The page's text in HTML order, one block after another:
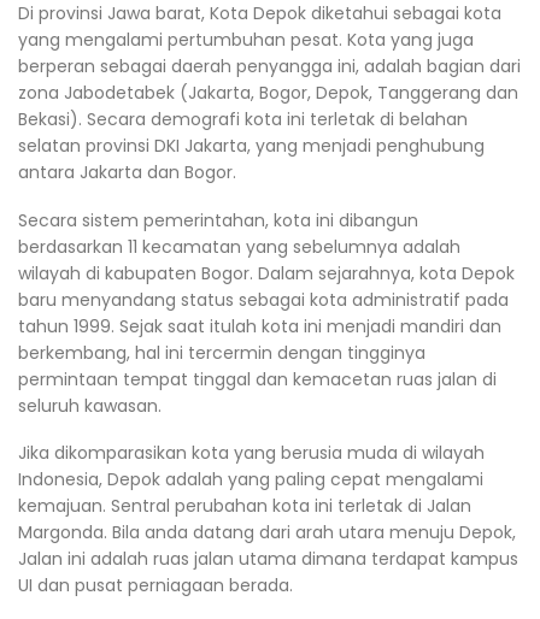
Di provinsi Jawa barat, Kota Depok diketahui sebagai kota
yang mengalami pertumbuhan pesat. Kota yang juga
berperan sebagai daerah penyangga ini, adalah bagian dari
zona Jabodetabek (Jakarta, Bogor, Depok, Tanggerang dan
Bekasi). Secara demografi kota ini terletak di belahan
selatan provinsi DKI Jakarta, yang menjadi penghubung
antara Jakarta dan Bogor.
Secara sistem pemerintahan, kota ini dibangun
berdasarkan 11 kecamatan yang sebelumnya adalah
wilayah di kabupaten Bogor. Dalam sejarahnya, kota Depok
baru menyandang status sebagai kota administratif pada
tahun 1999. Sejak saat itulah kota ini menjadi mandiri dan
berkembang, hal ini tercermin dengan tingginya
permintaan tempat tinggal dan kemacetan ruas jalan di
seluruh kawasan.
Jika dikomparasikan kota yang berusia muda di wilayah
Indonesia, Depok adalah yang paling cepat mengalami
kemajuan. Sentral perubahan kota ini terletak di Jalan
Margonda. Bila anda datang dari arah utara menuju Depok,
Jalan ini adalah ruas jalan utama dimana terdapat kampus
UI dan pusat perniagaan berada.